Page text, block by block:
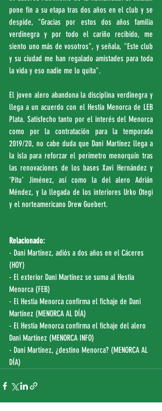
pone fin a su etapa tras dos años en el club y se
despide, "Gracias por estos dos años familia
verdinegra y por todo el cariño recibido, me
siento uno más de vosotros", y señala, "Este club
y su ciudad me han regalado amistades para toda
la vida y eso nadie me lo quita".
El joven alero abandona la disciplina verdinegra y
llega a un acuerdo con el Hestia Menorca de LEB
Plata. Satisfecho tanto por el interés del Menorca
como por la contratación para la temporada
2019/20, no cabe duda que Dani Martínez llega a
la isla para reforzar el perímetro menorquín tras
las renovaciones de los bases Xavi Hernández y
‘Pitu’ Jiménez, así como la del alero Adrián
Méndez, y la llegada de los interiores Urko Otegi
y el norteamericano Drew Guebert.
Relacionado:
- Dani Martínez, adiós a dos años en el Cáceres
(HOY)
- El exterior Dani Martínez se suma al Hestia
Menorca (FEB)
- El Hestia Menorca confirma el fichaje de Dani
Martínez (MENORCA AL DÍA)
- El Hestia Menorca confirma el fichaje del alero
Dani Martínez (MENORCA INFO)
- Dani Martínez, ¿destino Menorca? (MENORCA AL
DÍA)